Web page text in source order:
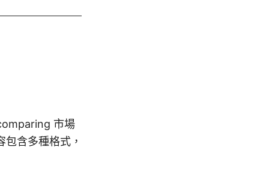
市場
含多種格式，